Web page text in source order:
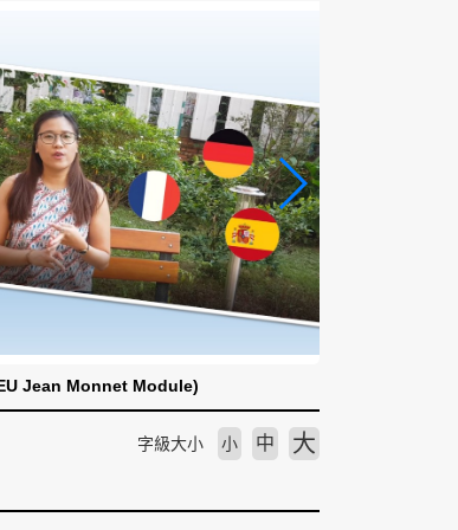
Jean Monnet Module)
字級大小 小 中 大